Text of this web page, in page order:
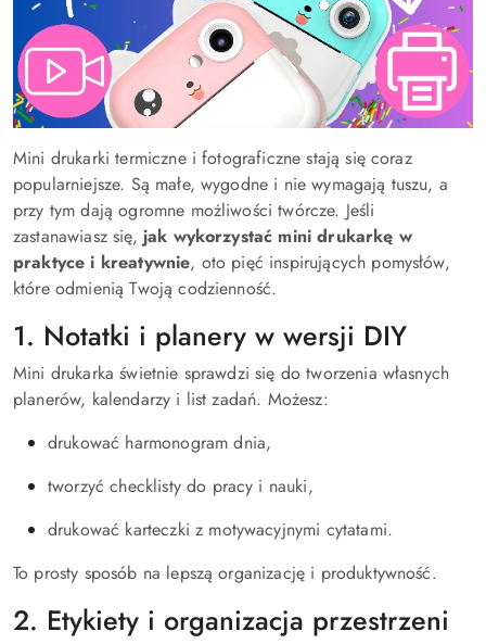
Mini drukarki termiczne i fotograficzne stają się coraz
popularniejsze. Są małe, wygodne i nie wymagają tuszu, a
przy tym dają ogromne możliwości twórcze. Jeśli
zastanawiasz się, jak wykorzystać mini drukarkę w
praktyce i kreatywnie, oto pięć inspirujących pomysłów,
które odmienią Twoją codzienność.
1. Notatki i planery w wersji DIY
Mini drukarka świetnie sprawdzi się do tworzenia własnych
planerów, kalendarzy i list zadań. Możesz:
drukować harmonogram dnia,
tworzyć checklisty do pracy i nauki,
drukować karteczki z motywacyjnymi cytatami.
To prosty sposób na lepszą organizację i produktywność.
2. Etykiety i organizacja przestrzeni